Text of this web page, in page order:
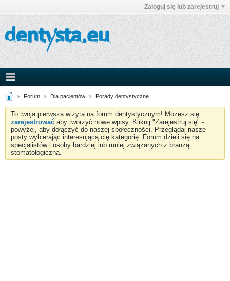
Zaloguj się lub zarejestruj
Forum Dla pacjentów Porady dentystyczne
To twoja pierwsza wizyta na forum dentystycznym! Możesz się
zarejestrować aby tworzyć nowe wpisy. Kliknij "Zarejestruj się" -
powyżej, aby dołączyć do naszej społeczności. Przeglądaj nasze
posty wybierając interesującą cię kategorię. Forum dzieli się na
specjalistów i osoby bardziej lub mniej związanych z branżą
stomatologiczną.